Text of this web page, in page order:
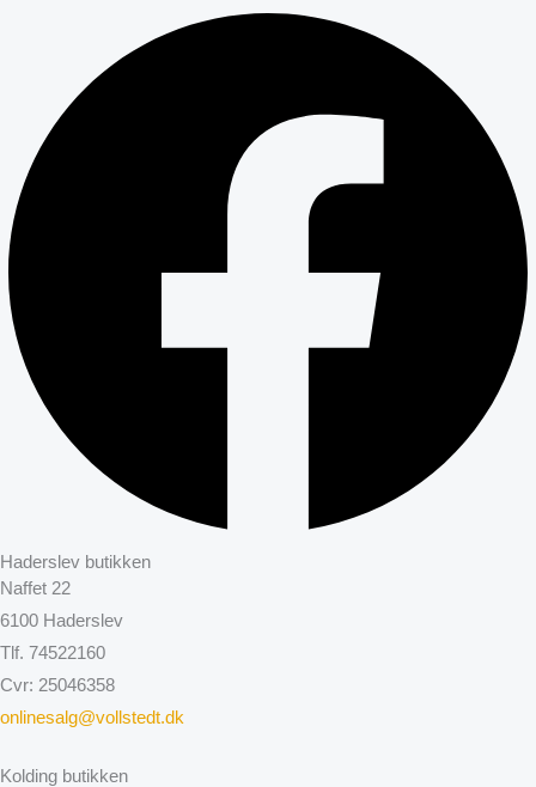
Haderslev butikken
Naffet 22
6100 Haderslev
Tlf. 74522160
Cvr: 25046358
onlinesalg@vollstedt.dk
Kolding butikken